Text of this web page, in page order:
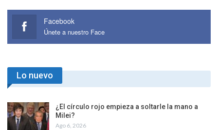
Facebook
Únete a nuestro Face
Lo nuevo
¿El círculo rojo empieza a soltarle la mano a
Milei?
Ago 6, 2026